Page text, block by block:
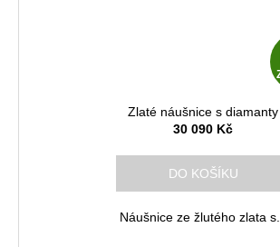
Zlaté náušnice s diamanty
30 090 Kč
DO KOŠÍKU
Náušnice ze žlutého zlata s...